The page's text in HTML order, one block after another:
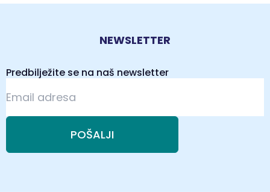
NEWSLETTER
Predbilježite se na naš newsletter
POŠALJI